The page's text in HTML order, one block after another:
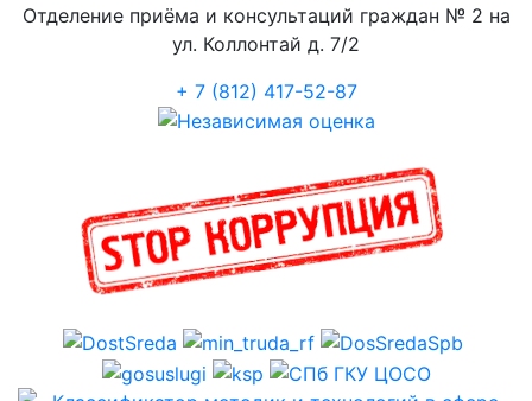
Отделение приёма и консультаций граждан № 2 на
ул. Коллонтай д. 7/2
+ 7 (812) 417-52-87